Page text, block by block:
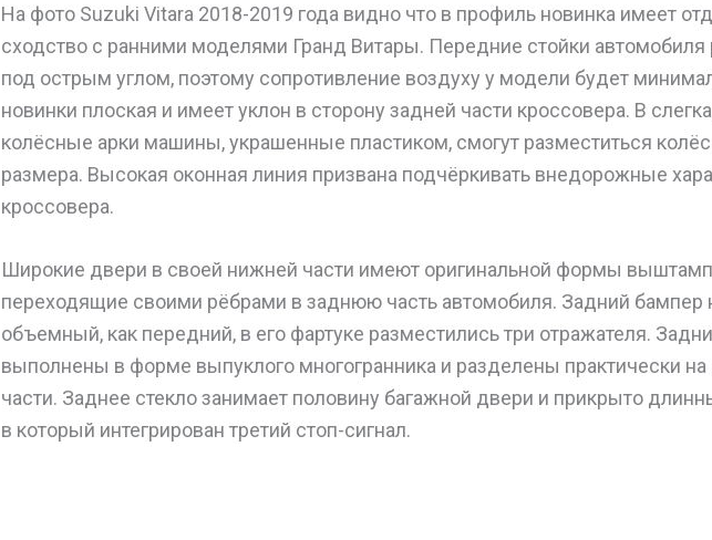
На фото Suzuki Vitara 2018-2019 года видно что в профиль новинка имеет
сходство с ранними моделями Гранд Витары. Передние стойки автомобиля
под острым углом, поэтому сопротивление воздуху у модели будет
новинки плоская и имеет уклон в сторону задней части кроссовера. В
колёсные арки машины, украшенные пластиком, смогут разместиться
размера. Высокая оконная линия призвана подчёркивать внедорожные
кроссовера.
Широкие двери в своей нижней части имеют оригинальной формы
переходящие своими рёбрами в заднюю часть автомобиля. Задний бампер
объемный, как передний, в его фартуке разместились три отражателя.
выполнены в форме выпуклого многогранника и разделены практически
части. Заднее стекло занимает половину багажной двери и прикрыто
в который интегрирован третий стоп-сигнал.